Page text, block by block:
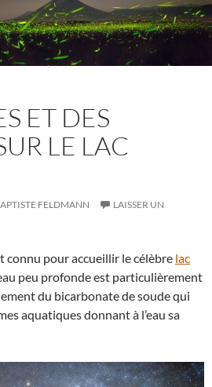
ET DES
LE LAC
FELDMANN
LAISSER UN
connu pour accueillir le célèbre lac
peu profonde est particulièrement
du bicarbonate de soude qui
aquatiques donnant à l’eau sa